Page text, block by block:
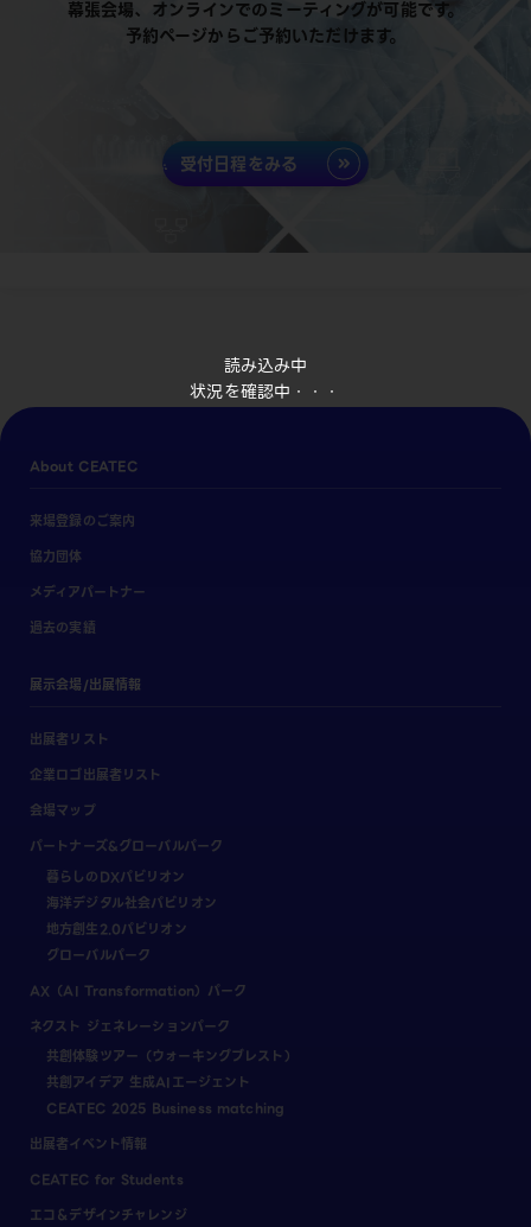
読み込み中
状況を確認中・・・
幕張会場、オンラインでのミーティングが可能です。
予約ページからご予約いただけます。
受付日程をみる
About CEATEC
来場登録のご案内
協力団体
メディアパートナー
過去の実績
展示会場/出展情報
出展者リスト
企業ロゴ出展者リスト
会場マップ
パートナーズ&グローバルパーク
暮らしのDXパビリオン
海洋デジタル社会パビリオン
地方創生2.0パビリオン
グローバルパーク
AX（AI Transformation）パーク
ネクスト ジェネレーションパーク
共創体験ツアー（ウォーキングブレスト）
共創アイデア 生成AIエージェント
CEATEC 2025 Business matching
出展者イベント情報
CEATEC for Students
エコ＆デザインチャレンジ